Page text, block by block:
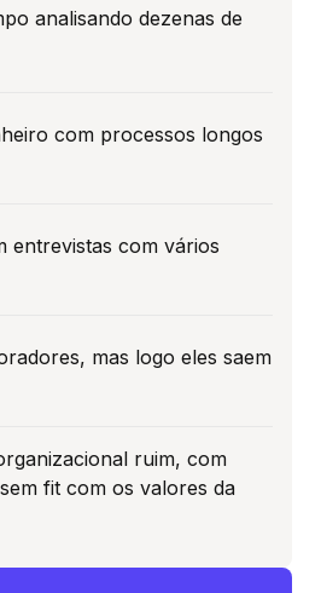
analisando dezenas de
com processos longos
entrevistas com vários
mas logo eles saem
ruim, com
fit com os valores da